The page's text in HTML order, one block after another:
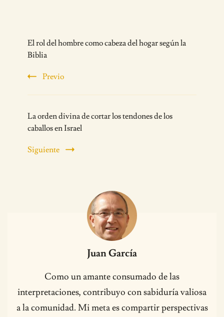
Navigation
El rol del hombre como cabeza del hogar según la
Biblia
Previo
La orden divina de cortar los tendones de los
caballos en Israel
Siguiente
Juan García
Como un amante consumado de las
interpretaciones, contribuyo con sabiduría valiosa
a la comunidad. Mi meta es compartir perspectivas